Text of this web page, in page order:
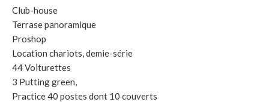
Club-house
Terrase panoramique
Proshop
Location chariots, demie-série
44 Voiturettes
3 Putting green,
Practice 40 postes dont 10 couverts